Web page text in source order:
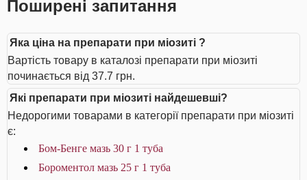
Поширені запитання
Яка ціна на препарати при міозиті ?
Вартість товару в каталозі препарати при міозиті
починається від 37.7 грн.
Які препарати при міозиті найдешевші?
Недорогими товарами в категорії препарати при міозиті
є:
Бом-Бенге мазь 30 г 1 туба
Бороментол мазь 25 г 1 туба